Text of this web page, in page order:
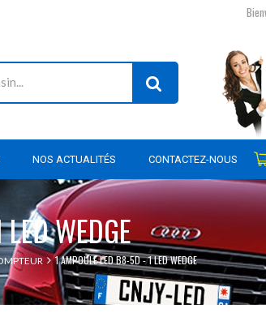
NOS ACTUALITÉS CONTACTEZ-NOUS
WEDGE
1 AMPOULE LED B8-5D - 1 LED WEDGE